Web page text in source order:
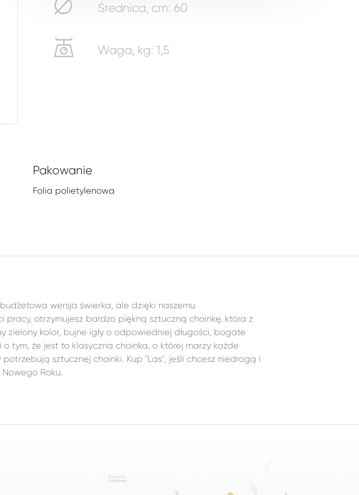
Średnica, cm: 60
Waga, kg: 1,5
Pakowanie
Folia polietylenowa
wersja świerka, ale dzięki naszemu
otrzymujesz bardzo piękną sztuczną choinkę, która z
zielony kolor, bujne igły o odpowiedniej długości, bogate
tym, że jest to klasyczna choinka, o której marzy każde
sztucznej choinki. Kup "Las", jeśli chcesz niedrogą i
Roku.